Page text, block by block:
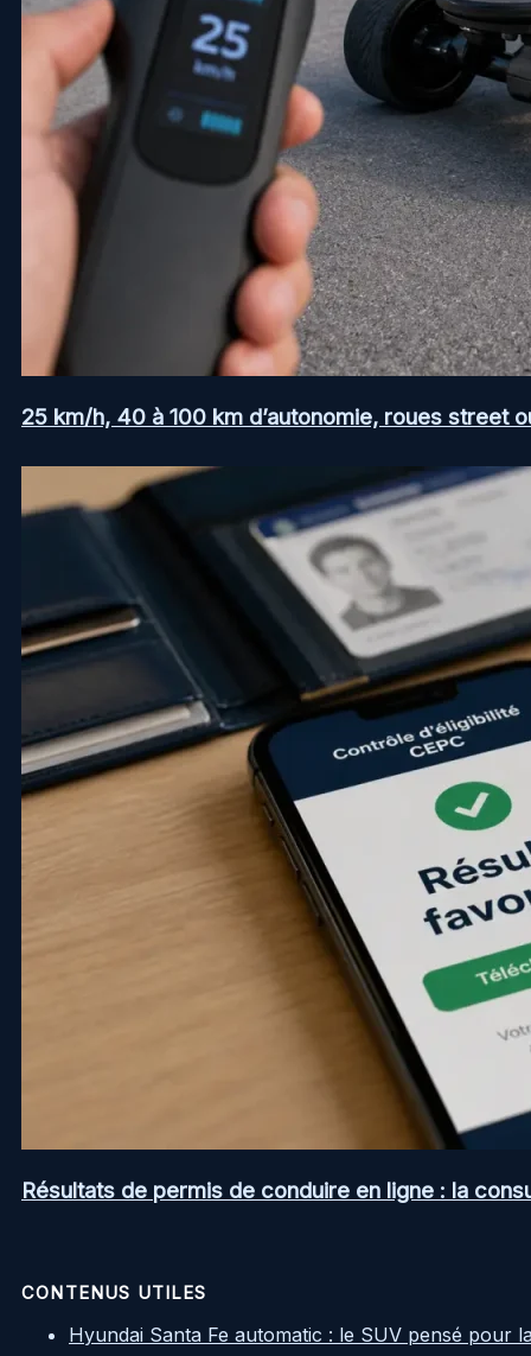
25 km/h, 40 à 100 km d’autonomie, roues street
Résultats de permis de conduire en ligne : la
CONTENUS UTILES
Hyundai Santa Fe automatic : le SUV pensé pour